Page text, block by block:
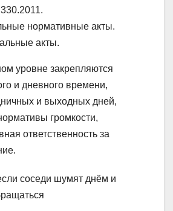
нормативные акты.
акты.
уровне закрепляются
и дневного времени,
и выходных дней,
громкости,
ответственность за